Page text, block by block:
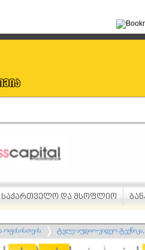
საქართველო და მსოფლიო
ოფისისთვის ტელე-აუდიო-ვიდეო